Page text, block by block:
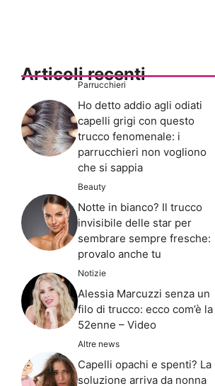
Articoli recenti
Parrucchieri
Ho detto addio agli odiati
capelli grigi con questo
trucco fenomenale: i
parrucchieri non vogliono
che si sappia
Beauty
Notte in bianco? Il trucco
invisibile delle star per
sembrare sempre fresche:
provalo anche tu
Notizie
Alessia Marcuzzi senza un
filo di trucco: ecco com’è la
52enne – Video
Altre news
Capelli opachi e spenti? La
soluzione arriva da nonna